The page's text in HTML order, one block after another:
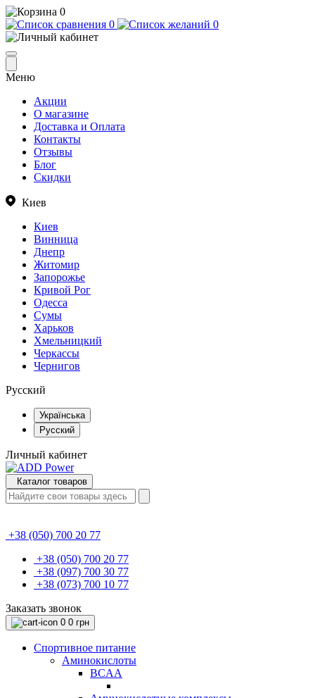
0
0
0
Меню
Акции
О магазине
Доставка и Оплата
Контакты
Отзывы
Блог
Скидки
Киев
Киев
Винница
Днепр
Житомир
Запорожье
Кривой Рог
Одесса
Сумы
Харьков
Хмельницкий
Черкассы
Чернигов
Русский
Українська
Русский
Личный кабинет
Каталог товаров
+38 (050) 700 20 77
+38 (050) 700 20 77
+38 (097) 700 30 77
+38 (073) 700 10 77
Заказать звонок
0 0 грн
Спортивное питание
Аминокислоты
BCAA